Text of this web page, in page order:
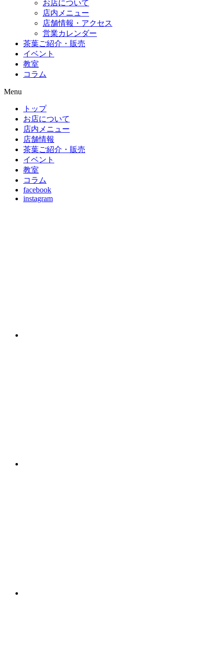
お店について
店内メニュー
店舗情報・アクセス
営業カレンダー
茶葉ご紹介・販売
イベント
教室
コラム
Menu
トップ
お店について
店内メニュー
店舗情報
茶葉ご紹介・販売
イベント
教室
コラム
facebook
instagram